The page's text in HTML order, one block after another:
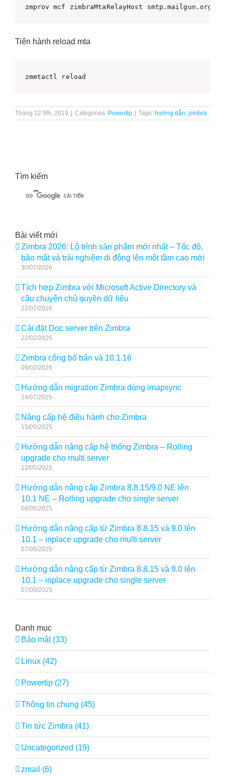
zmprov mcf zimbraMtaRelayHost smtp.mailgun.org
Tiến hành reload mta
zmmtactl reload
Tháng 12 9th, 2019 | Categories: Powertip | Tags: hướng dẫn zimbra
Tìm kiếm
Bài viết mới
Zimbra 2026: Lộ trình sản phẩm mới nhất – Tốc độ,
bảo mật và trải nghiệm di động lên một tầm cao mới
30/07/2026
Tích hợp Zimbra với Microsoft Active Directory và
câu chuyện chủ quyền dữ liệu
22/07/2026
Cài đặt Doc server trên Zimbra
22/02/2026
Zimbra công bố bản vá 10.1.16
09/02/2026
Hướng dẫn migration Zimbra dùng imapsync
24/07/2025
Nâng cấp hệ điều hành cho Zimbra
15/05/2025
Hướng dẫn nâng cấp hệ thống Zimbra – Rolling
upgrade cho multi server
12/05/2025
Hướng dẫn nâng cấp Zimbra 8.8.15/9.0 NE lên
10.1 NE – Rolling upgrade cho single server
08/05/2025
Hướng dẫn nâng cấp từ Zimbra 8.8.15 và 9.0 lên
10.1 – inplace upgrade cho multi server
07/05/2025
Hướng dẫn nâng cấp từ Zimbra 8.8.15 và 9.0 lên
10.1 – inplace upgrade cho single server
07/05/2025
Danh mục
Bảo mật (33)
Linux (42)
Powertip (27)
Thông tin chung (45)
Tin tức Zimbra (41)
Uncategorized (19)
zmail (6)